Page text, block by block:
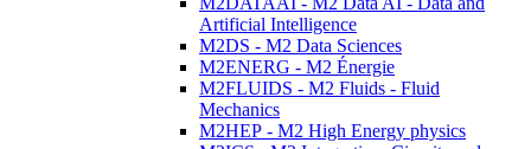
Artificial Intelligence
M2DS - M2 Data Sciences
M2ENERG - M2 Énergie
M2FLUIDS - M2 Fluids - Fluid
Mechanics
M2HEP - M2 High Energy physics